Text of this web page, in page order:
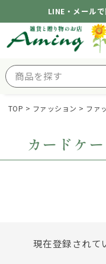
LINE・メール
TOP ファッション ファ
カードケ
現在登録されて